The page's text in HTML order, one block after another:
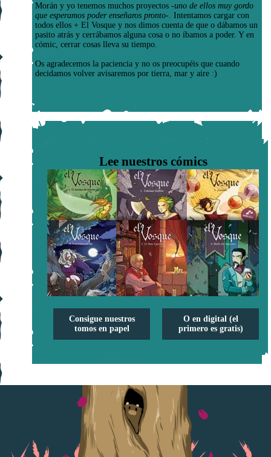
Morán y yo tenemos muchos proyectos -uno de ellos muy gordo
que esperamos poder enseñaros pronto- . Intentamos cargar con
todos ellos + El Vosque y nos dimos cuenta de que o dábamos un
pasito atrás y cerrábamos alguna cosa o no íbamos a poder. Y en
cómic, cerrar cosas lleva su tiempo.
Os agradecemos la paciencia y no os preocupéis que cuando
decidamos volver avisaremos por tierra, mar y aire :)
Lee nuestros cómics
Consigue nuestros
tomos en papel
O en digital (el
primero es gratis)